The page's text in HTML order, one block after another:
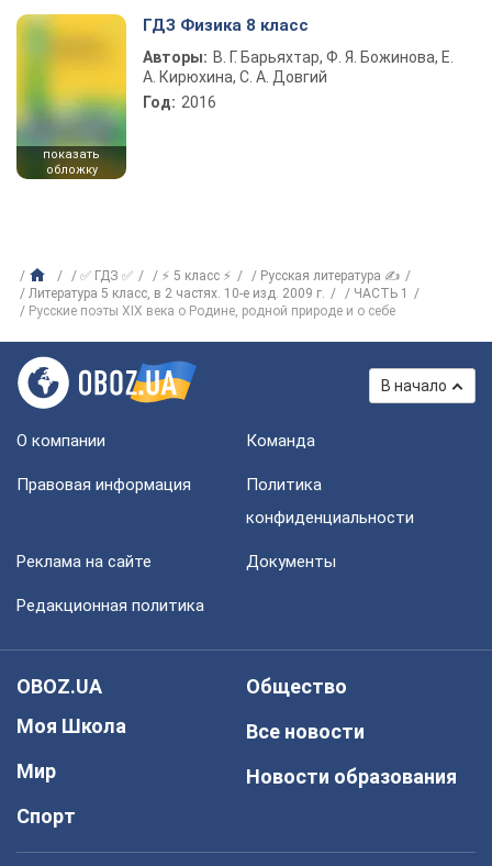
показать
обложку
ГДЗ Физика 8 класс
Авторы: В. Г. Барьяхтар, Ф. Я. Божинова, Е.
А. Кирюхина, С. А. Довгий
Год: 2016
✅ ГДЗ ✅ ⚡ 5 класс ⚡
Русская литература ✍
Литература 5 класс, в 2 частях. 10-е изд. 2009 г.
ЧАСТЬ 1
Русские поэты XIX века о Родине, родной природе и о себе
В начало
О компании Команда
Правовая информация
Политика
конфиденциальности
Реклама на сайте Документы
Редакционная политика
OBOZ.UA
Моя Школа
Мир
Спорт
Общество
Все новости
Новости образования